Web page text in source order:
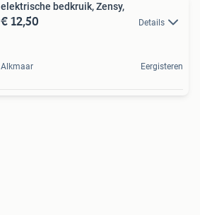
elektrische bedkruik, Zensy,
€ 12,50 Details
Alkmaar Eergisteren